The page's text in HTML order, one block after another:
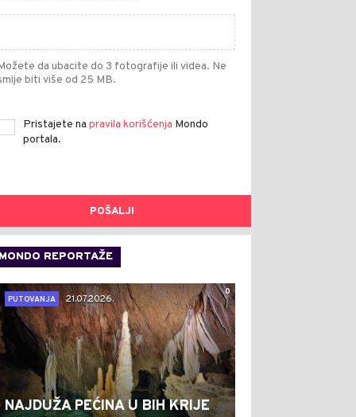
da ubacite do 3 fotografije ili videa. Ne
biti više od 25 MB.
Pristajete na pravila korišćenja Mondo
portala.
POŠALJI
MONDO REPORTAŽE
0
PUTOVANJA
21.07.2026.
NAJDUŽA PEĆINA U BIH KRIJE